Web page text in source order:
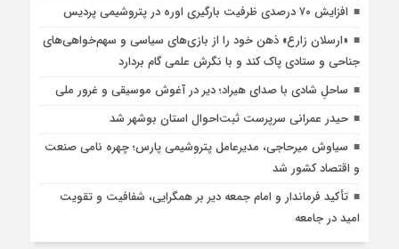
افزایش ۷۰ درصدی ظرفیت بارگیری اوره در پتروشیمی پردیس
«ارسلان زارع» ذهن خود را از بازی‌های سیاسی و سهم‌خواهی‌های
جناحی و ستادی پاک کند و با نگرش علمی گام بردارد
ساحلِ شادی با صدای هیراد؛ دیر در آغوش موسیقی و غرور ملی
حیدر عمرانی سرپرست ثبت‌احوال استان بوشهر شد
سیاوش میرحاجی، مدیرعامل پتروشیمی پارس؛ چهره نامی صنعت
و اقتصاد کشور شد
تأکید فرماندار و امام جمعه دیر بر همگرایی، شفافیت و تقویت
امید در جامعه